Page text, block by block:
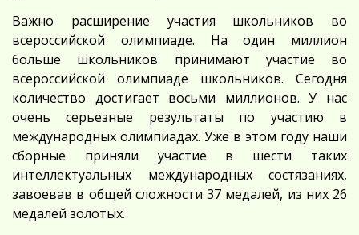
Важно расширение участия школьников во
всероссийской олимпиаде. На один миллион
больше школьников принимают участие во
всероссийской олимпиаде школьников. Сегодня
количество достигает восьми миллионов. У нас
очень серьезные результаты по участию в
международных олимпиадах. Уже в этом году наши
сборные приняли участие в шести таких
интеллектуальных международных состязаниях,
завоевав в общей сложности 37 медалей, из них 26
медалей золотых.